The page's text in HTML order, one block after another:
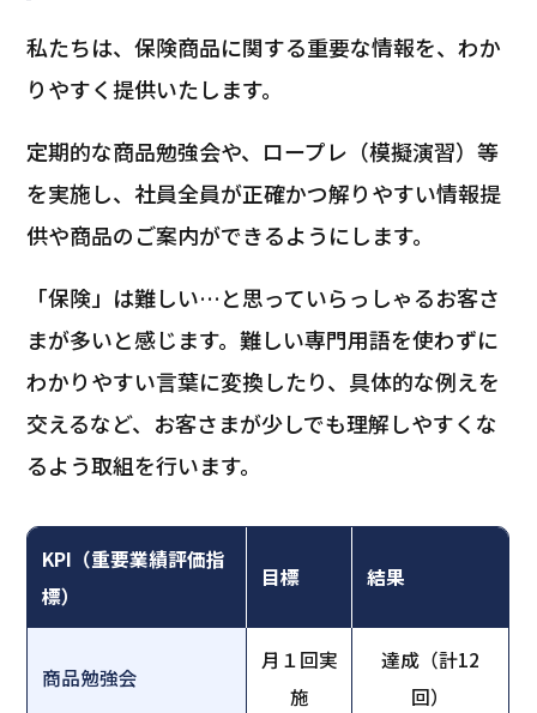
私たちは、保険商品に関する重要な情報を、わか
りやすく提供いたします。
定期的な商品勉強会や、ロープレ（模擬演習）等
を実施し、社員全員が正確かつ解りやすい情報提
供や商品のご案内ができるようにします。
「保険」は難しい…と思っていらっしゃるお客さ
まが多いと感じます。難しい専門用語を使わずに
わかりやすい言葉に変換したり、具体的な例えを
交えるなど、お客さまが少しでも理解しやすくな
るよう取組を行います。
KPI（重要業績評価指
標）
目標 結果
商品勉強会
月１回実
施
達成（計12
回）